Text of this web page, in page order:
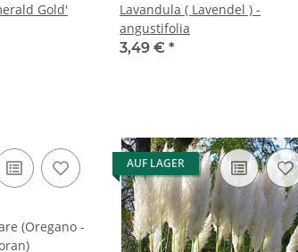
Gold'
Lavandula ( Lavendel ) -
angustifolia
3,49 € *
AUF LAGER